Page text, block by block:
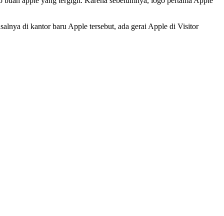
di kantor baru Apple tersebut, ada gerai Apple di Visitor